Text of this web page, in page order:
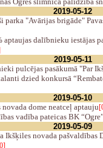
2019-05-12
parka "Avārijas brigāde"
aptaujas dalībnieku iestājas
2019-05-11
pulcējas pasākumā "Par
dzied konkursā
2019-05-10
dome neatceļ aptauju
vadība pateicas BK
2019-05-09
Ikšķiles novada pašvaldības